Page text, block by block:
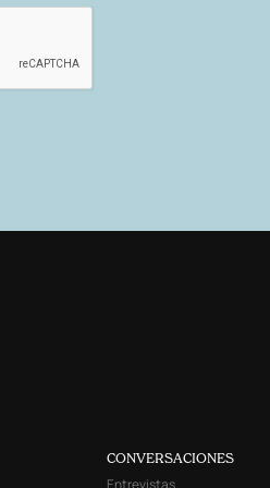
CONVERSACIONES
Entrevistas